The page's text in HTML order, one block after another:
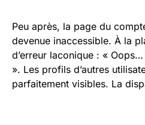
Peu après, la page du
devenue inaccessible. À la
d’erreur laconique : «
». Les profils d’autres
parfaitement visibles. La